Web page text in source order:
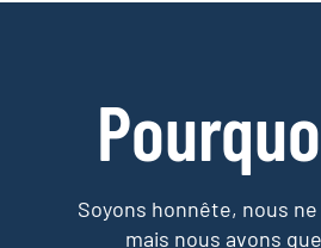
Soyons honnête, nous
mais nous avons